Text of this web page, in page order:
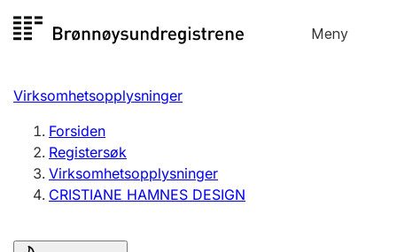
til
Meny
Registersøk
Aksjeselskap
Enkeltpersonforetak
Registrere, endre, slette
Virksomhetsopplysninger
Forsiden
Registersøk
Virksomhetsopplysninger
CRISTIANE HAMNES DESIGN